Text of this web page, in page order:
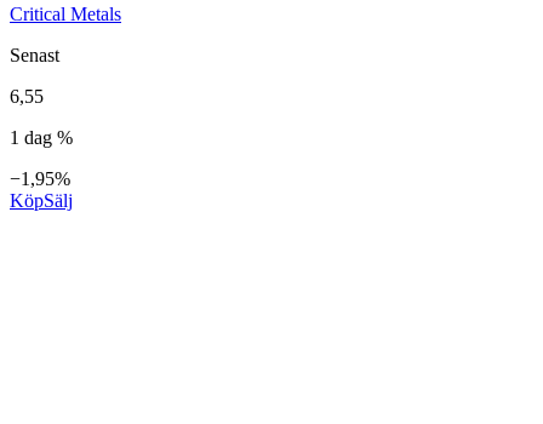
Critical Metals
Senast
6,55
1 dag %
−1,95%
KöpSälj